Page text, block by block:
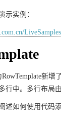
示实例：
RowTemplate新
行中。多行布局
述如何使用代码